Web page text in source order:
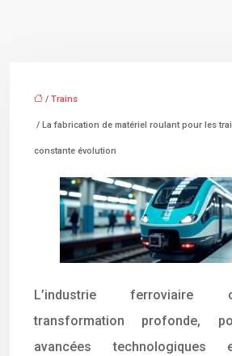
/ Trains
/ La fabrication de matériel roulant pour les
constante évolution
L’industrie ferroviaire
transformation profonde,
avancées